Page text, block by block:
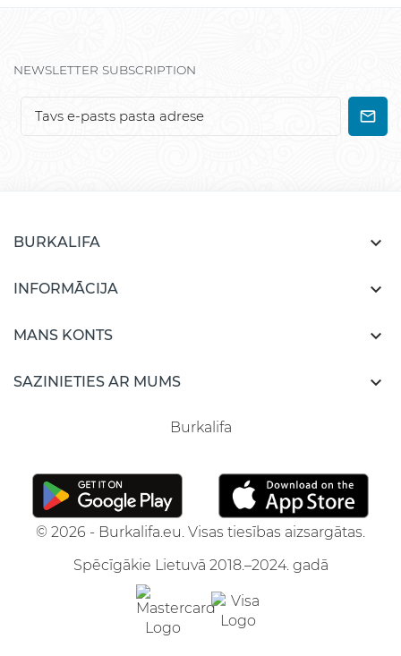
NEWSLETTER SUBSCRIPTION
BURKALIFA 
INFORMĀCIJA 
MANS KONTS 
SAZINIETIES AR MUMS 
Burkalifa
© 2026 - Burkalifa.eu. Visas tiesības aizsargātas.
Spēcīgākie Lietuvā 2018.–2024. gadā